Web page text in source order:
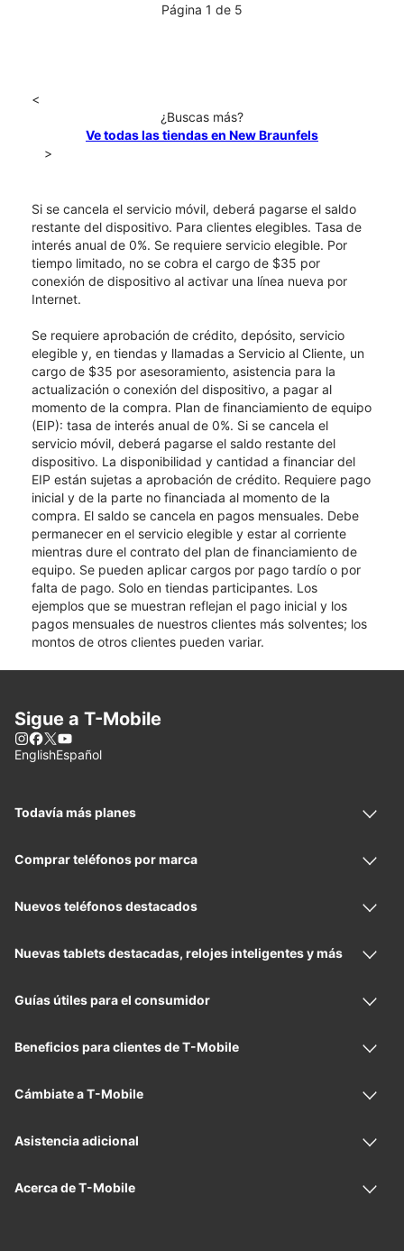
Página 1 de 5
<
¿Buscas más?
Ve todas las tiendas en New Braunfels
>
Si se cancela el servicio móvil, deberá pagarse el saldo
restante del dispositivo. Para clientes elegibles. Tasa de
interés anual de 0%. Se requiere servicio elegible. Por
tiempo limitado, no se cobra el cargo de $35 por
conexión de dispositivo al activar una línea nueva por
Internet.
Se requiere aprobación de crédito, depósito, servicio
elegible y, en tiendas y llamadas a Servicio al Cliente, un
cargo de $35 por asesoramiento, asistencia para la
actualización o conexión del dispositivo, a pagar al
momento de la compra. Plan de financiamiento de equipo
(EIP): tasa de interés anual de 0%. Si se cancela el
servicio móvil, deberá pagarse el saldo restante del
dispositivo. La disponibilidad y cantidad a financiar del
EIP están sujetas a aprobación de crédito. Requiere pago
inicial y de la parte no financiada al momento de la
compra. El saldo se cancela en pagos mensuales. Debe
permanecer en el servicio elegible y estar al corriente
mientras dure el contrato del plan de financiamiento de
equipo. Se pueden aplicar cargos por pago tardío o por
falta de pago. Solo en tiendas participantes. Los
ejemplos que se muestran reflejan el pago inicial y los
pagos mensuales de nuestros clientes más solventes; los
montos de otros clientes pueden variar.